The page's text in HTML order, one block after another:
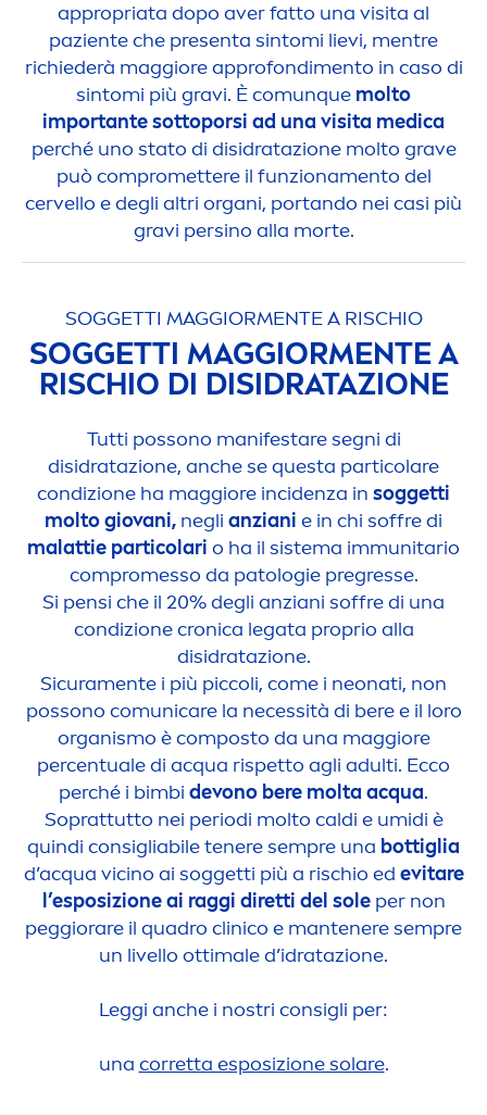
appropriata dopo aver fatto una visita al
paziente che presenta sintomi lievi, mentre
richiederà maggiore approfondimento in caso di
sintomi più gravi. È comunque molto
importante sottoporsi ad una visita medica
perché uno stato di disidratazione molto grave
può compromettere il funzionamento del
cervello e degli altri organi, portando nei casi più
gravi persino alla morte.
SOGGETTI MAGGIORMENTE A RISCHIO
SOGGETTI MAGGIORMENTE A
RISCHIO DI DISIDRATAZIONE
Tutti possono manifestare segni di
disidratazione, anche se questa particolare
condizione ha maggiore incidenza in soggetti
molto giovani, negli anziani e in chi soffre di
malattie particolari o ha il sistema immunitario
compromesso da patologie pregresse.
Si pensi che il 20% degli anziani soffre di una
condizione cronica legata proprio alla
disidratazione.
Sicuramente i più piccoli, come i neonati, non
possono comunicarela necessità di bere e il loro
organismo è composto da una maggiore
percentuale di acqua rispetto agli adulti. Ecco
perché i bimbi devono bere molta acqua.
Soprattutto nei periodi molto caldi e umidi è
quindi consigliabile tenere sempre una bottiglia
d’acqua vicino ai soggetti più a rischio ed evitare
l’esposizione ai raggi diretti del soleper non
peggiorare il quadro clinico e mantenere sempre
un livello ottimale d’idratazione.
Leggi anche i nostri consigli per:
una corretta esposizione solare.